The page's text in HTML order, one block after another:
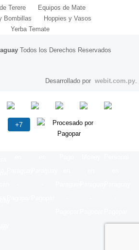
Terere
Equipos de Mate
Bombillas
Hoppies y Vasos
Yerba Temate
Todos los Derechos Reservados
Desarrollado por webit.com.py.